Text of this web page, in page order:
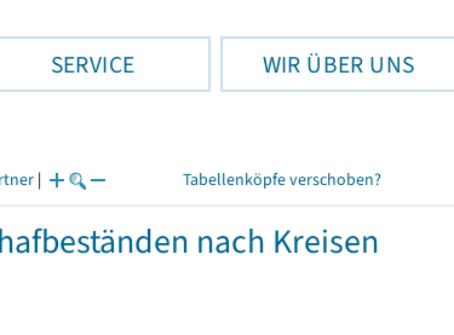
SERVICE WIR ÜBER UNS
| Tabellenköpfe verschoben?
nach Kreisen